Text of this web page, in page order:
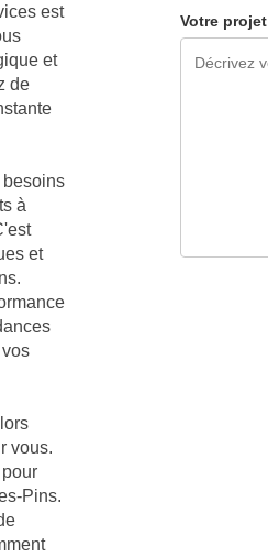
est
et
de
besoins
à
et
vous.
Pins.
Votre projet